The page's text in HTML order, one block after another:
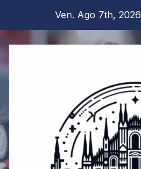
contenuto
Ven. Ago 7th, 2026